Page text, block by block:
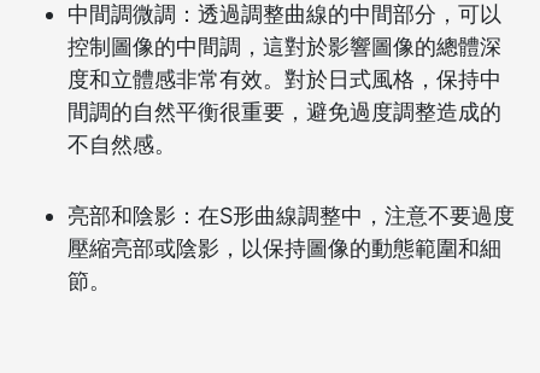
中間調微調：透過調整曲線的中間部分，可以
控制圖像的中間調，這對於影響圖像的總體深
度和立體感非常有效。對於日式風格，保持中
間調的自然平衡很重要，避免過度調整造成的
不自然感。
亮部和陰影：在S形曲線調整中，注意不要過度
壓縮亮部或陰影，以保持圖像的動態範圍和細
節。